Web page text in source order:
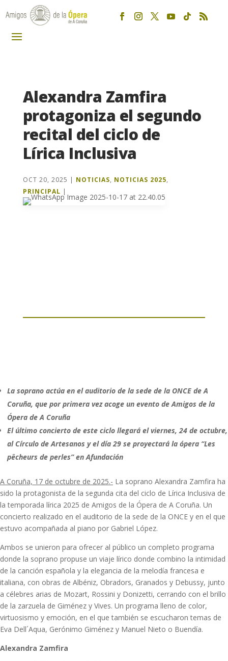
Alexandra Zamfira
protagoniza el segundo
recital del ciclo de
Lírica Inclusiva
OCT 20, 2025 | NOTICIAS, NOTICIAS 2025,
PRINCIPAL |
La soprano actúa en el auditorio de la sede de la ONCE de A
Coruña, que por primera vez acoge un evento de Amigos de la
Ópera de A Coruña
El último concierto de este ciclo llegará el viernes, 24 de octubre,
al Círculo de Artesanos y el día 29 se proyectará la ópera “Les
pêcheurs de perles” en Afundación
A Coruña, 17 de octubre de 2025.- La soprano Alexandra Zamfira ha
sido la protagonista de la segunda cita del ciclo de Lírica Inclusiva de
la temporada lírica 2025 de Amigos de la Ópera de A Coruña. Un
concierto realizado en el auditorio de la sede de la ONCE y en el que
estuvo acompañada al piano por Gabriel López.
Ambos se unieron para ofrecer al público un completo programa
donde la soprano propuse un viaje lírico donde combino la intimidad
de la canción española y la elegancia de la melodía francesa e
italiana, con obras de Albéniz, Obradors, Granados y Debussy, junto
a célebres arias de Mozart, Rossini y Donizetti, cerrando con el brillo
de la zarzuela de Giménez y Vives. Un programa lleno de color,
virtuosismo y emoción, en el que también se escucharon temas de
Eva Dell´Aqua, Gerónimo Giménez y Manuel Nieto o Buendía.
Alexandra Zamfira